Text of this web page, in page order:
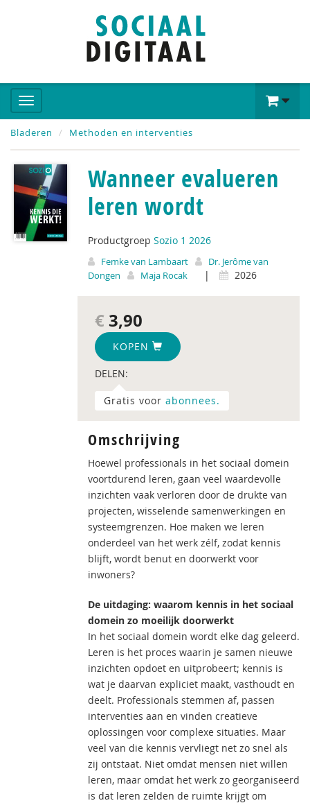
Bladeren Methoden en interventies
Wanneer evalueren
leren wordt
Productgroep Sozio 1 2026
Femke van Lambaart
Dr. Jerôme van
Dongen
Maja Rocak | 2026
€ 3,90
KOPEN
DELEN:
Gratis voor abonnees.
Omschrijving
Hoewel professionals in het sociaal domein
voortdurend leren, gaan veel waardevolle
inzichten vaak verloren door de drukte van
projecten, wisselende samenwerkingen en
systeemgrenzen. Hoe maken we leren
onderdeel van het werk zélf, zodat kennis
blijft, wordt benut en doorwerkt voor
inwoners?
De uitdaging: waarom kennis in het sociaal
domein zo moeilijk doorwerkt
In het sociaal domein wordt elke dag geleerd.
Leren is het proces waarin je samen nieuwe
inzichten opdoet en uitprobeert; kennis is
wat je daarvan expliciet maakt, vasthoudt en
deelt. Professionals stemmen af, passen
interventies aan en vinden creatieve
oplossingen voor complexe situaties. Maar
veel van die kennis vervliegt net zo snel als
zij ontstaat. Niet omdat mensen niet willen
leren, maar omdat het werk zo georganiseerd
is dat leren zelden de ruimte krijgt om